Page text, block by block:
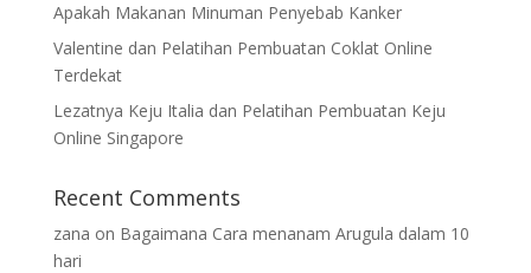
Apakah Makanan Minuman Penyebab Kanker
Valentine dan Pelatihan Pembuatan Coklat Online
Terdekat
Lezatnya Keju Italia dan Pelatihan Pembuatan Keju
Online Singapore
Recent Comments
zana on Bagaimana Cara menanam Arugula dalam 10
hari